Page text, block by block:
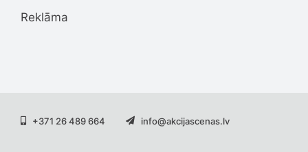
Reklāma
+371 26 489 664 info@akcijascenas.lv